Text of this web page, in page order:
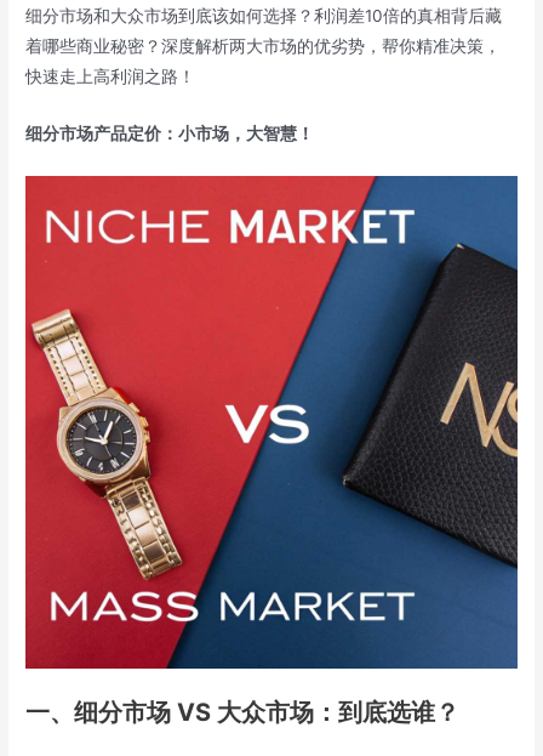
细分市场和大众市场到底该如何选择？利润差10倍的真相背后藏
着哪些商业秘密？深度解析两大市场的优劣势，帮你精准决策，
快速走上高利润之路！
细分市场产品定价：小市场，大智慧！
一、细分市场 VS 大众市场：到底选谁？